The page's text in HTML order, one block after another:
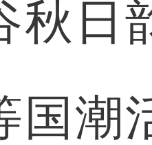
秋日
国潮